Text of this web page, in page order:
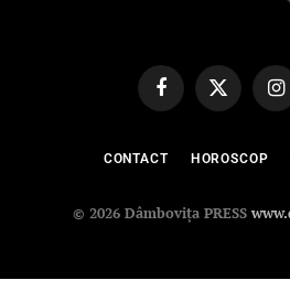
FacebookX
(Twitter)
CONTACT HOROSCOP
© 2026 Dâmbovița PRESS